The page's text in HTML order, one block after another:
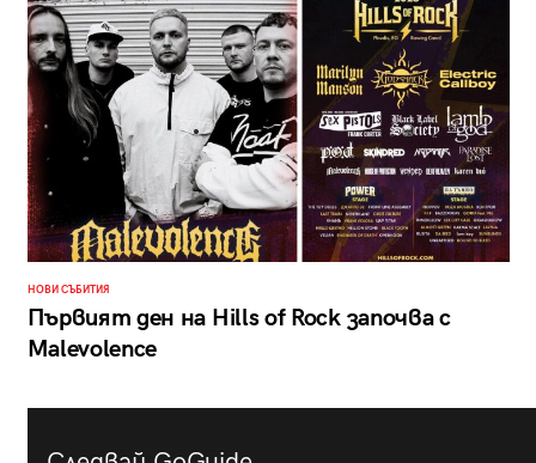
НОВИ СЪБИТИЯ
Първият ден на Hills of Rock започва с
Malevolence